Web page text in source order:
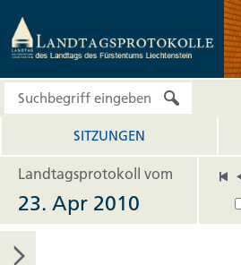
SITZUNGEN
Landtagsprotokoll vom
23. Apr 2010